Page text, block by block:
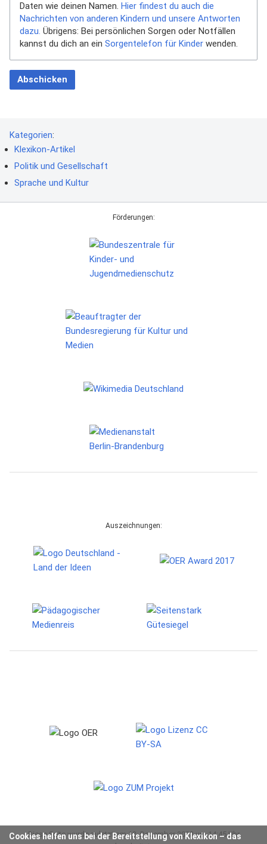
Daten wie deinen Namen. Hier findest du auch die
Nachrichten von anderen Kindern und unsere Antworten
dazu. Übrigens: Bei persönlichen Sorgen oder Notfällen
kannst du dich an ein Sorgentelefon für Kinder wenden.
Abschicken
Kategorien:
Klexikon-Artikel
Politik und Gesellschaft
Sprache und Kultur
Cookies helfen uns bei der Bereitstellung von Klexikon – das
Förderungen:
Auszeichnungen:
Diese Seite wurde zuletzt am 13. Dezember 2023 um 14:45 Uhr